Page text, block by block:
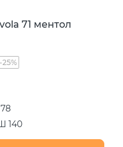
71 ментол
-25%
140